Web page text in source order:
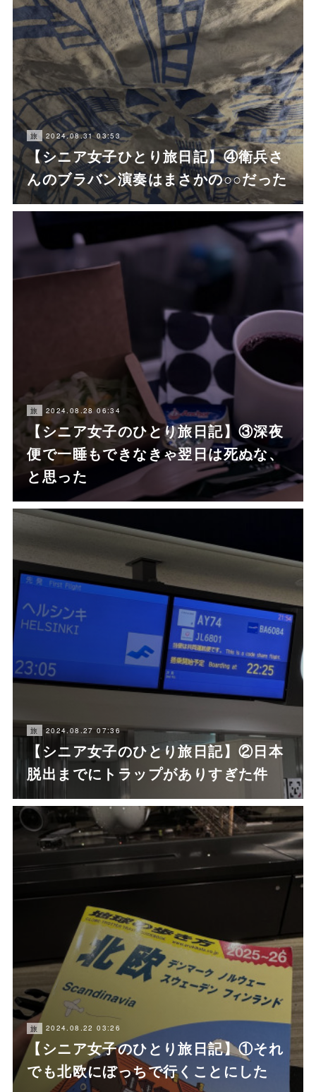
旅 2024.08.31 03:53
【シニア女子ひとり旅日記】④衛兵さ
んのブラバン演奏はまさかの○○だった
旅 2024.08.28 06:34
【シニア女子のひとり旅日記】③深夜
便で一睡もできなきゃ翌日は死ぬな、
と思った
旅 2024.08.27 07:36
【シニア女子のひとり旅日記】②日本
脱出までにトラップがありすぎた件
旅 2024.08.22 03:26
【シニア女子のひとり旅日記】①それ
でも北欧にぼっちで行くことにした